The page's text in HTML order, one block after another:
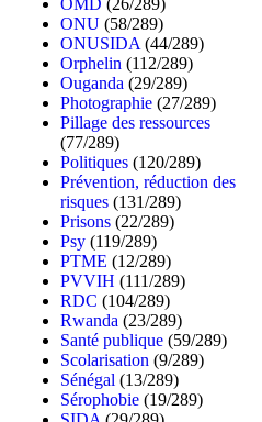
OMD (26/289)
ONU (58/289)
ONUSIDA (44/289)
Orphelin (112/289)
Ouganda (29/289)
Photographie (27/289)
Pillage des ressources
(77/289)
Politiques (120/289)
Prévention, réduction des
risques (131/289)
Prisons (22/289)
Psy (119/289)
PTME (12/289)
PVVIH (111/289)
RDC (104/289)
Rwanda (23/289)
Santé publique (59/289)
Scolarisation (9/289)
Sénégal (13/289)
Sérophobie (19/289)